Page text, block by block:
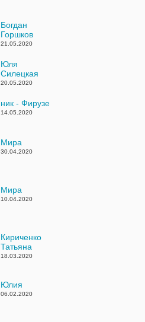
Богдан
Горшков
21.05.2020
Юля
Силецкая
20.05.2020
ник - Фирузе
14.05.2020
Мира
30.04.2020
Мира
10.04.2020
Кириченко
Татьяна
18.03.2020
Юлия
06.02.2020